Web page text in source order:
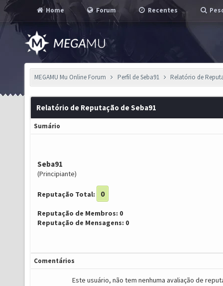
Home Forum Recentes
MEGAMU Mu Online Forum Perfil de Seba91 Relatório de
Relatório de Reputação de Seba91
Sumário
Seba91
(Principiante)
Reputação Total: 0
Reputação de Membros: 0
Reputação de Mensagens: 0
Comentários
Este usuário, não tem nenhuma avaliação de